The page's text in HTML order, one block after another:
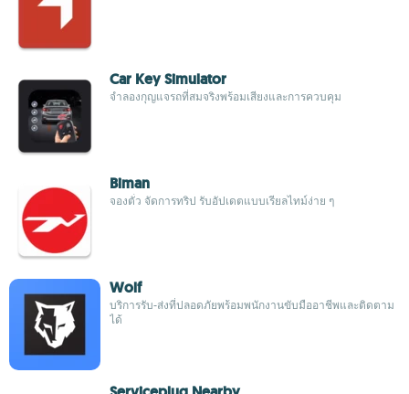
Car Key Simulator
จำลองกุญแจรถที่สมจริงพร้อมเสียงและการควบคุม
Biman
จองตั๋ว จัดการทริป รับอัปเดตแบบเรียลไทม์ง่าย ๆ
Wolf
บริการรับ-ส่งที่ปลอดภัยพร้อมพนักงานขับมืออาชีพและติดตาม
ได้